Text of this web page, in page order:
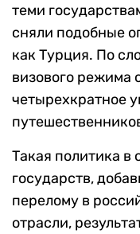
теми
сняли подобные
как Турция. По
визового режима
четырехкратное
Такая политика в
государств,
перелому в
отрасли,